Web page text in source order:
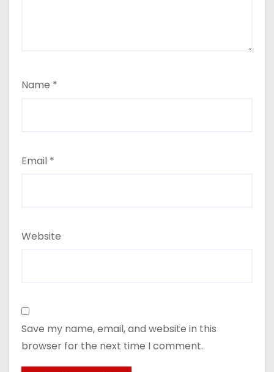
Name *
Email *
Website
Save my name, email, and website in this
browser for the next time I comment.